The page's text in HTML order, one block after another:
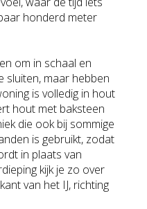
honderd meter
om in schaal en
sluiten, maar hebben
is volledig in hout
hout met baksteen
die ook bij sommige
is gebruikt, zodat
in plaats van
kijk je zo over
van het IJ, richting